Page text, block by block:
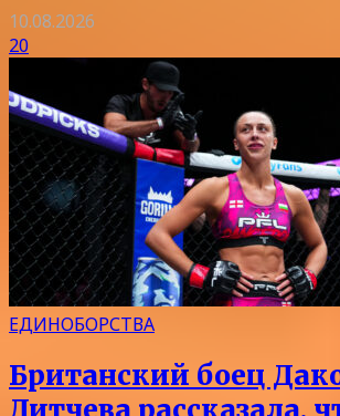
10.08.2026
20
ЕДИНОБОРСТВА
Британский боец